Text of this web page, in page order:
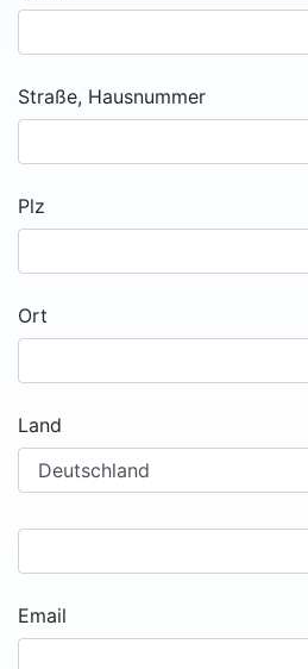
Straße, Hausnummer
Plz
Ort
Land
Email